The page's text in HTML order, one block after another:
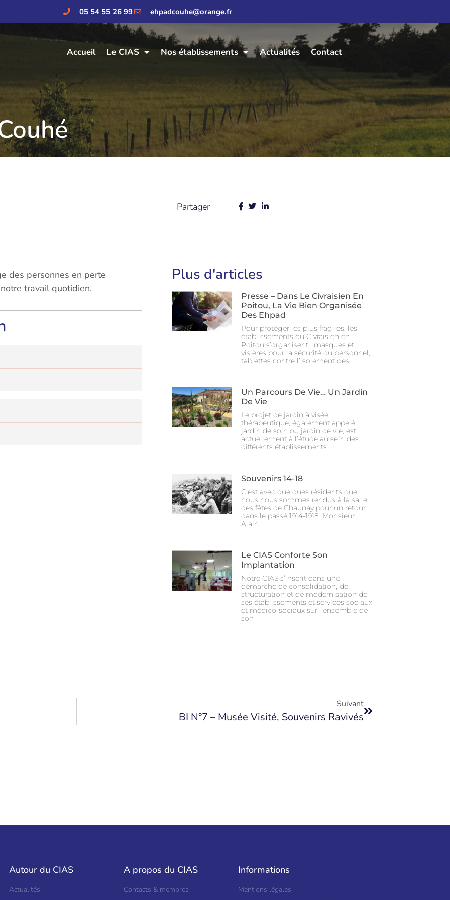
05 54 55 26 99 ehpadcouhe@orange.fr
Accueil Le CIAS Nos établissements Actualités Contact
des personnes en perte
travail quotidien.
Partager
Plus d'articles
Presse – Dans Le Civraisien En
Poitou, La Vie Bien Organisée
Des Ehpad
Pour protéger les plus fragiles, les
établissements du Civraisien en
Poitou s’organisent : masques et
visières pour la sécurité du personnel,
tablettes contre l’isolement des
Un Parcours De Vie… Un Jardin
De Vie
Le projet de jardin à visée
thérapeutique, également appelé
jardin de soin ou jardin de vie, est
actuellement à l’étude au sein des
différents établissements
Souvenirs 14-18
C’est avec quelques résidents que
nous nous sommes rendus à la salle
des fêtes de Chaunay pour un retour
dans le passé 1914-1918. Monsieur
Alain
Le CIAS Conforte Son
Implantation
Notre CIAS s’inscrit dans une
démarche de consolidation, de
structuration et de modernisation de
ses établissements et services sociaux
et médico-sociaux sur l’ensemble de
son
Suivant
BI N°7 – Musée Visité, Souvenirs Ravivés
Autour du CIAS
Actualités
A propos du CIAS
Contacts & membres
Informations
Mentions légales